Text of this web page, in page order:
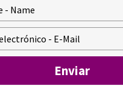
Enviar